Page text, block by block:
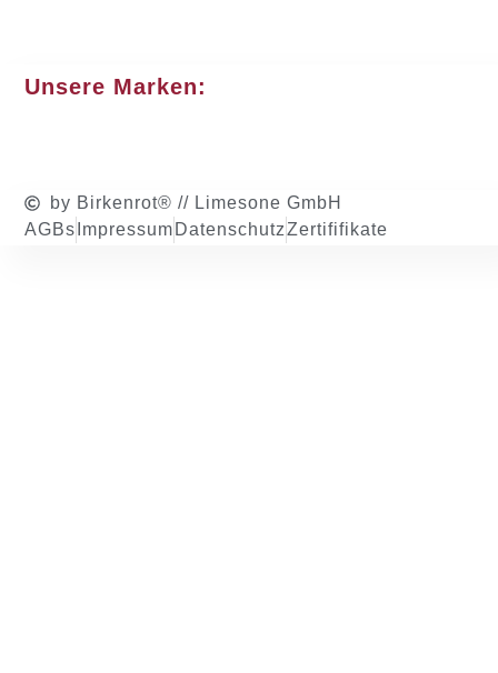
Unsere Marken:
by Birkenrot® // Limesone GmbH
AGBs Impressum DatenschutzZertififikate